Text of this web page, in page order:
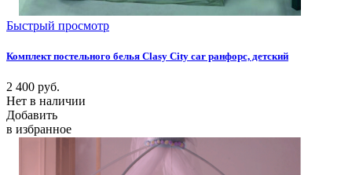
Быстрый просмотр
Комплект постельного белья Clasy City car ранфорс, детский
2 400 руб.
Нет в наличии
Добавить
в избранное